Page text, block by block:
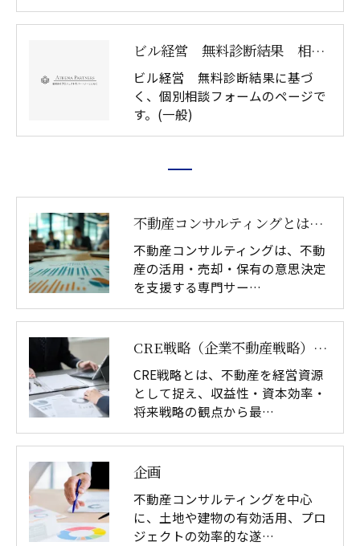
ビル経営 無料診断結果 相談フォーム(一般)
ビル経営 無料診断結果に基づ
く、個別相談フォームのページで
す。(一般)
不動産コンサルティングとは｜資産戦略・土地活用の意思決定支援
不動産コンサルティングは、不動
産の活用・売却・保有の意思決定
を支援する専門サー…
CRE戦略（企業不動産戦略）とは｜不動産価値を最大化する意思決定｜アテナ・パートナーズ
CRE戦略とは、不動産を経営資源
として捉え、収益性・資本効率・
将来戦略の観点から最…
企画
不動産コンサルティングを中心
に、土地や建物の有効活用、プロ
ジェクトの効率的な遂…